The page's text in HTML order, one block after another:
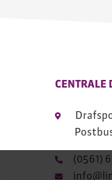
CENTRALE
(0561)